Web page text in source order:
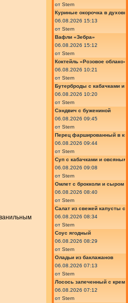
от Stern
Куриные окорочка в
06.08.2026 15:13
от Stern
Вафли «Зебра»
06.08.2026 15:12
от Stern
Коктейль «Розовое
06.08.2026 10:21
от Stern
Бутерброды с кабачками и
06.08.2026 10:20
от Stern
Сэндвич с бужениной
06.08.2026 09:45
от Stern
Перец фаршированный в
06.08.2026 09:44
от Stern
Суп с кабачками и
06.08.2026 09:08
от Stern
Омлет с брокколи и сыром
06.08.2026 08:40
от Stern
Салат из свежей капусты
06.08.2026 08:34
от Stern
Соус ягодный
06.08.2026 08:29
от Stern
Оладьи из баклажанов
06.08.2026 07:13
от Stern
Лосось запеченный с
06.08.2026 07:12
от Stern